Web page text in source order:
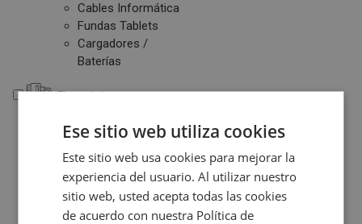
Cables Informática
Fundas Tablets
Cargadores /
Baterías
Electrónica
Electrónica
Domótica
Consolas
Juegos de Consolas
Ese sitio web utiliza cookies
Este sitio web usa cookies para mejorar la
experiencia del usuario. Al utilizar nuestro
sitio web, usted acepta todas las cookies
de acuerdo con nuestra Política de